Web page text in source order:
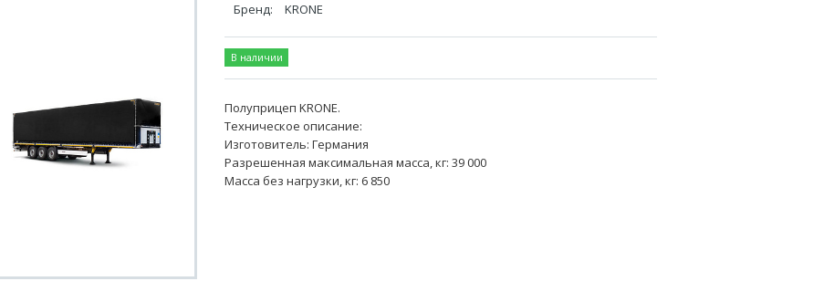
Бренд: KRONE
В наличии
Полуприцеп KRONE.
Техническое описание:
Изготовитель: Германия
Разрешенная максимальная масса, кг: 39 000
Масса без нагрузки, кг: 6 850